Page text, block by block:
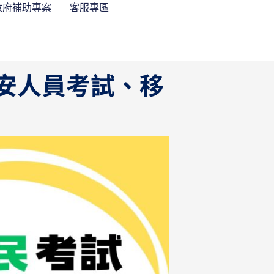
補助專案 客服專區
人員考試、移